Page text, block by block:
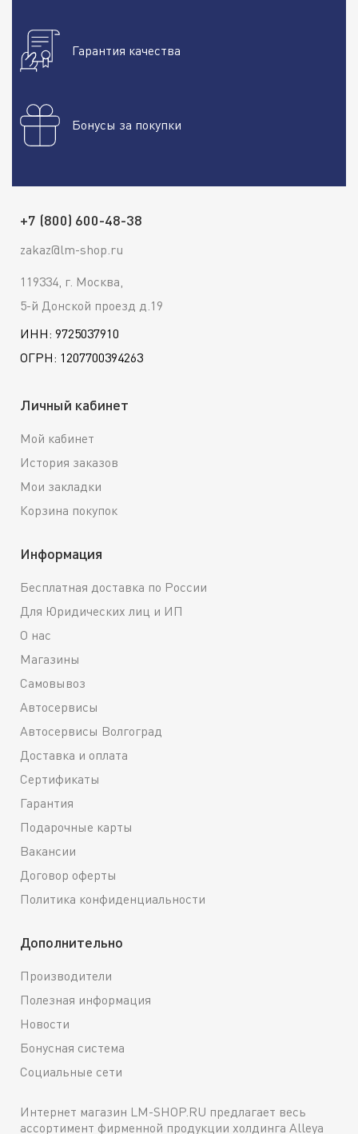
Гарантия качества
Бонусы за покупки
+7 (800) 600-48-38
zakaz@lm-shop.ru
119334, г. Москва,
5-й Донской проезд д.19
ИНН: 9725037910
ОГРН: 1207700394263
Личный кабинет
Мой кабинет
История заказов
Мои закладки
Корзина покупок
Информация
Бесплатная доставка по России
Для Юридических лиц и ИП
О нас
Магазины
Самовывоз
Автосервисы
Автосервисы Волгоград
Доставка и оплата
Сертификаты
Гарантия
Подарочные карты
Вакансии
Договор оферты
Политика конфиденциальности
Дополнительно
Производители
Полезная информация
Новости
Бонусная система
Социальные сети
Интернет магазин LM-SHOP.RU предлагает весь
ассортимент фирменной продукции холдинга Alleya